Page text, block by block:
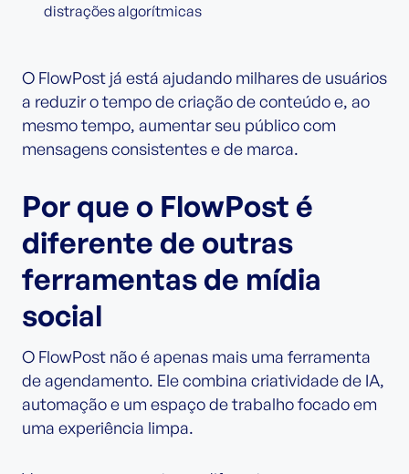
distrações algorítmicas
O FlowPost já está ajudando milhares de usuários
a reduzir o tempo de criação de conteúdo e, ao
mesmo tempo, aumentar seu público com
mensagens consistentes e de marca.
Por que o FlowPost é
diferente de outras
ferramentas de mídia
social
O FlowPost não é apenas mais uma ferramenta
de agendamento. Ele combina criatividade de IA,
automação e um espaço de trabalho focado em
uma experiência limpa.